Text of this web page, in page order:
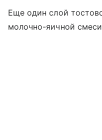
Еще один слой
молочно-яичной